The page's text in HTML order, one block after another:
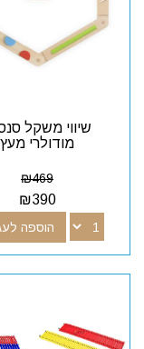
שיווי משקל
מודולרי מעץ
₪469
₪390
הוספה